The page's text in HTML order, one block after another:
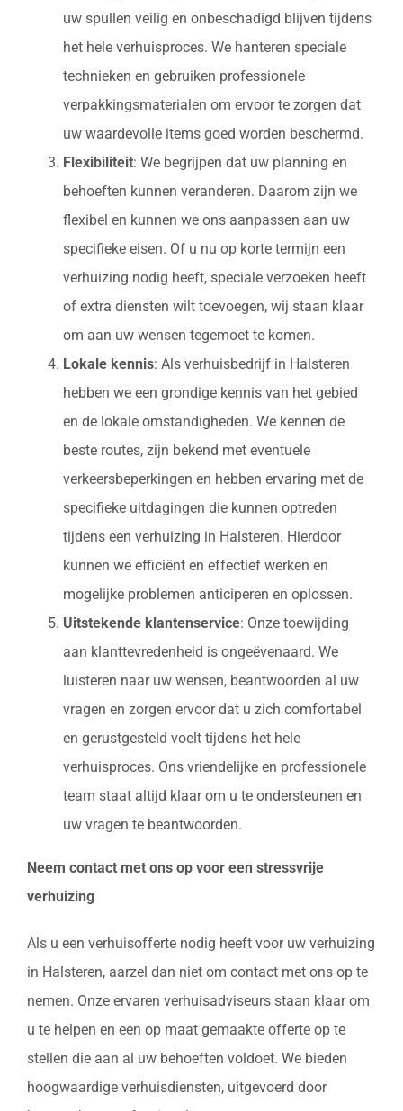
uw spullen veilig en onbeschadigd blijven tijdens
het hele verhuisproces. We hanteren speciale
technieken en gebruiken professionele
verpakkingsmaterialen om ervoor te zorgen dat
uw waardevolle items goed worden beschermd.
Flexibiliteit: We begrijpen dat uw planning en
behoeften kunnen veranderen. Daarom zijn we
flexibel en kunnen we ons aanpassen aan uw
specifieke eisen. Of u nu op korte termijn een
verhuizing nodig heeft, speciale verzoeken heeft
of extra diensten wilt toevoegen, wij staan klaar
om aan uw wensen tegemoet te komen.
Lokale kennis: Als verhuisbedrijf in Halsteren
hebben we een grondige kennis van het gebied
en de lokale omstandigheden. We kennen de
beste routes, zijn bekend met eventuele
verkeersbeperkingen en hebben ervaring met de
specifieke uitdagingen die kunnen optreden
tijdens een verhuizing in Halsteren. Hierdoor
kunnen we efficiënt en effectief werken en
mogelijke problemen anticiperen en oplossen.
Uitstekende klantenservice: Onze toewijding
aan klanttevredenheid is ongeëvenaard. We
luisteren naar uw wensen, beantwoorden al uw
vragen en zorgen ervoor dat u zich comfortabel
en gerustgesteld voelt tijdens het hele
verhuisproces. Ons vriendelijke en professionele
team staat altijd klaar om u te ondersteunen en
uw vragen te beantwoorden.
Neem contact met ons op voor een stressvrije
verhuizing
Als u een verhuisofferte nodig heeft voor uw verhuizing
in Halsteren, aarzel dan niet om contact met ons op te
nemen. Onze ervaren verhuisadviseurs staan klaar om
u te helpen en een op maat gemaakte offerte op te
stellen die aan al uw behoeften voldoet. We bieden
hoogwaardige verhuisdiensten, uitgevoerd door